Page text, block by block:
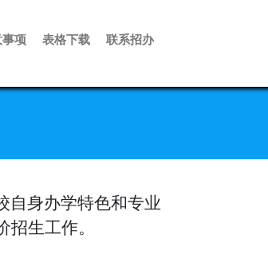
项 表格下载 联系招办
自身办学特色和专业
招生工作。